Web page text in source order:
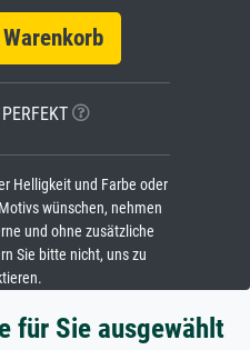
PERFEKT
Helligkeit und Farbe oder
wünschen, nehmen
und ohne zusätzliche
Sie bitte nicht, uns zu
für Sie ausgewählt